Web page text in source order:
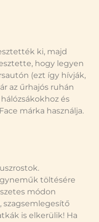
ki, majd
hogy legyen
(ezt így hívják,
az űrhajós ruhán
és
márka használja.
töltésére
módon
szagsemlegesítő
is elkerülik! Ha